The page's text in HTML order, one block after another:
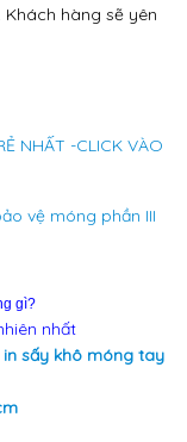
hàng sẽ yên
NHẤT -CLICK VÀO
gì?
nhất
sấy khô móng tay